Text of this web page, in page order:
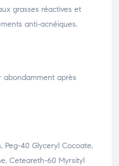
grasses réactives et
anti-acnéiques.
abondamment après
Peg-40 Glyceryl Cocoate,
Ceteareth-60 Myrsityl